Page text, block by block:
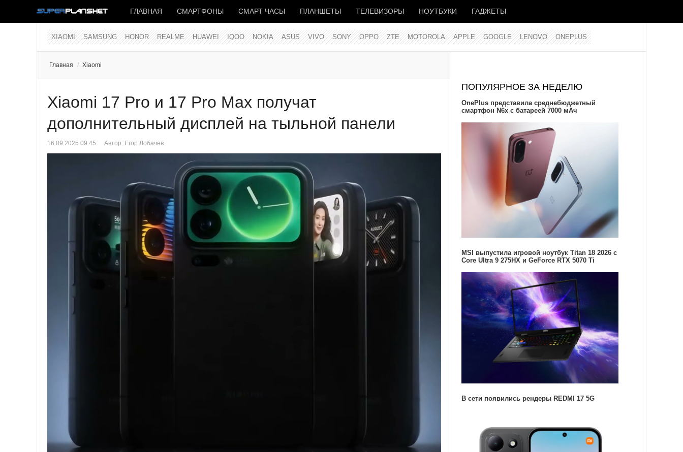
ГЛАВНАЯ СМАРТФОНЫ СМАРТ ЧАСЫ ПЛАНШЕТЫ ТЕЛЕВИЗОРЫ НОУТБУКИ ГАДЖЕТЫ
XIAOMI SAMSUNG HONOR REALME HUAWEI IQOO NOKIA ASUS VIVO SONY OPPO ZTE MOTOROLA APPLE GOOGLE LENOVO ONEPLUS
Главная / Xiaomi
Xiaomi 17 Pro и 17 Pro Max получат
дополнительный дисплей на тыльной панели
16.09.2025 09:45 Автор: Егор Лобачев
ПОПУЛЯРНОЕ ЗА НЕДЕЛЮ
OnePlus представила среднебюджетный
смартфон N6x с батареей 7000 мАч
MSI выпустила игровой ноутбук Titan 18 2026 с
Core Ultra 9 275HX и GeForce RTX 5070 Ti
В сети появились рендеры REDMI 17 5G